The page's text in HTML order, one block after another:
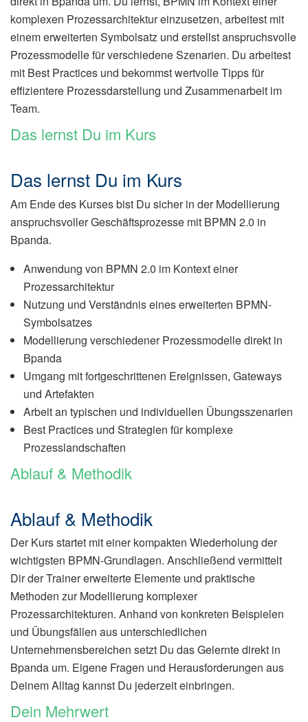
komplexen Prozessarchitektur einzusetzen, arbeitest mit
einem erweiterten Symbolsatz und erstellst anspruchsvolle
Prozessmodelle für verschiedene Szenarien. Du arbeitest
mit Best Practices und bekommst wertvolle Tipps für
effizientere Prozessdarstellung und Zusammenarbeit im
Team.
Das lernst Du im Kurs
Das lernst Du im Kurs
Am Ende des Kurses bist Du sicher in der Modellierung
anspruchsvoller Geschäftsprozesse mit BPMN 2.0 in
Bpanda.
Anwendung von BPMN 2.0 im Kontext einer
Prozessarchitektur
Nutzung und Verständnis eines erweiterten BPMN-
Symbolsatzes
Modellierung verschiedener Prozessmodelle direkt in
Bpanda
Umgang mit fortgeschrittenen Ereignissen, Gateways
und Artefakten
Arbeit an typischen und individuellen Übungsszenarien
Best Practices und Strategien für komplexe
Prozesslandschaften
Ablauf & Methodik
Ablauf & Methodik
Der Kurs startet mit einer kompakten Wiederholung der
wichtigsten BPMN-Grundlagen. Anschließend vermittelt
Dir der Trainer erweiterte Elemente und praktische
Methoden zur Modellierung komplexer
Prozessarchitekturen. Anhand von konkreten Beispielen
und Übungsfällen aus unterschiedlichen
Unternehmensbereichen setzt Du das Gelernte direkt in
Bpanda um. Eigene Fragen und Herausforderungen aus
Deinem Alltag kannst Du jederzeit einbringen.
Dein Mehrwert